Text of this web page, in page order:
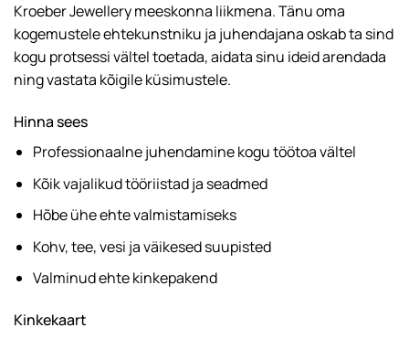
Kroeber Jewellery meeskonna liikmena. Tänu oma
kogemustele ehtekunstniku ja juhendajana oskab ta sind
kogu protsessi vältel toetada, aidata sinu ideid arendada
ning vastata kõigile küsimustele.
Hinna sees
Professionaalne juhendamine kogu töötoa vältel
Kõik vajalikud tööriistad ja seadmed
Hõbe ühe ehte valmistamiseks
Kohv, tee, vesi ja väikesed suupisted
Valminud ehte kinkepakend
Kinkekaart